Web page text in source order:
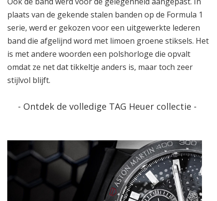
plaats van de gekende stalen banden op de Formula 1
serie, werd er gekozen voor een uitgewerkte lederen
band die afgelijnd word met limoen groene stiksels. Het
is met andere woorden een polshorloge die opvalt
omdat ze net dat tikkeltje anders is, maar toch zeer
stijlvol blijft.
- Ontdek de volledige TAG Heuer collectie -